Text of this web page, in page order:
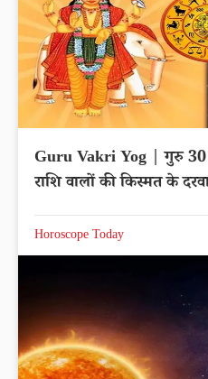
Guru Vakri Yog | गुरु 30
राशि वालों की किस्मत के
Horoscope Today